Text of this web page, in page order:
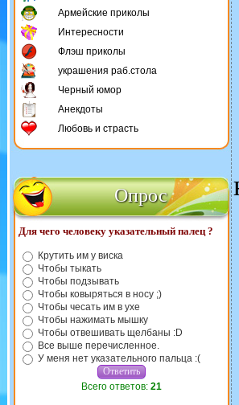
Армейские приколы
Интересности
Флэш приколы
украшения раб.стола
Черный юмор
Анекдоты
Любовь и страсть
Опрос
Для чего человеку указательный палец ?
Крутить им у виска
Чтобы тыкать
Чтобы подзывать
Чтобы ковыряться в носу ;)
Чтобы чесать им в ухе
Чтобы нажимать мышку
Чтобы отвешивать щелбаны :D
Все выше перечисленное.
У меня нет указательного пальца :(
Всего ответов: 21